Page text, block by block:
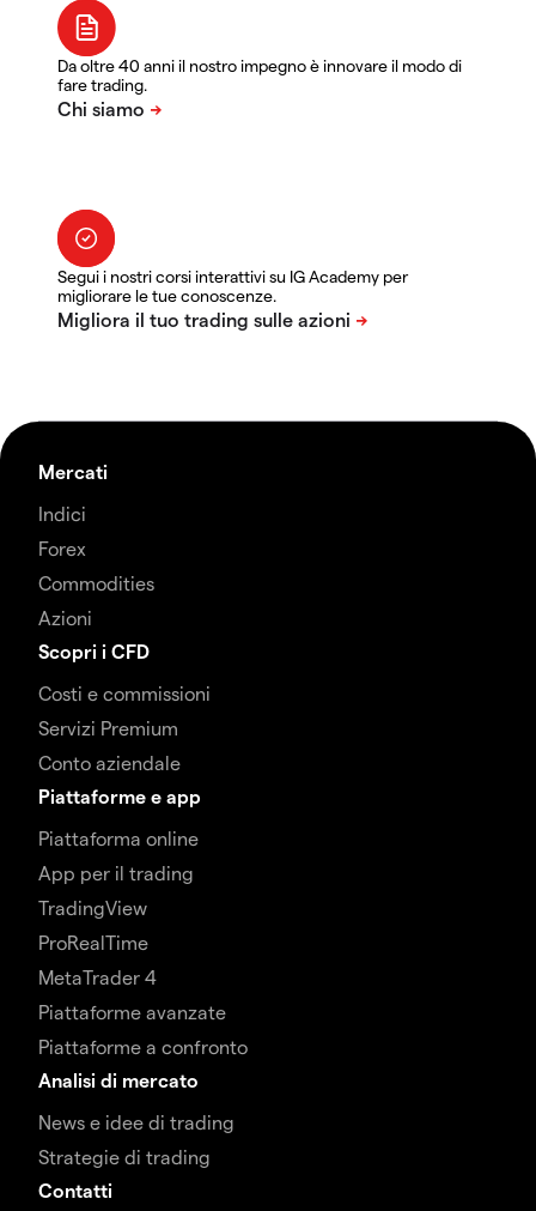
Da oltre 40 anni il nostro impegno è innovare il modo di
fare trading.
Segui i nostri corsi interattivi su IG Academy per
migliorare le tue conoscenze.
Mercati
Indici
Forex
Commodities
Azioni
Scopri i CFD
Costi e commissioni
Servizi Premium
Conto aziendale
Piattaforme e app
Piattaforma online
App per il trading
TradingView
ProRealTime
MetaTrader 4
Piattaforme avanzate
Piattaforme a confronto
Analisi di mercato
News e idee di trading
Strategie di trading
Contatti